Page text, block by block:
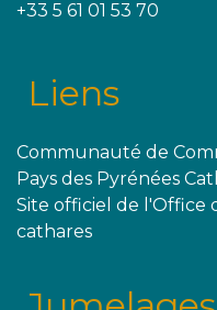
+33 5 61 01 53 70
Liens
Communauté de
Pays des Pyrénées
Site officiel de l'Office
cathares